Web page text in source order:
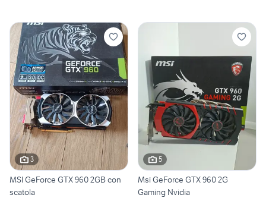
3
MSI GeForce GTX 960 2GB con
scatola
5
Msi GeForce GTX 960 2G
Gaming Nvidia